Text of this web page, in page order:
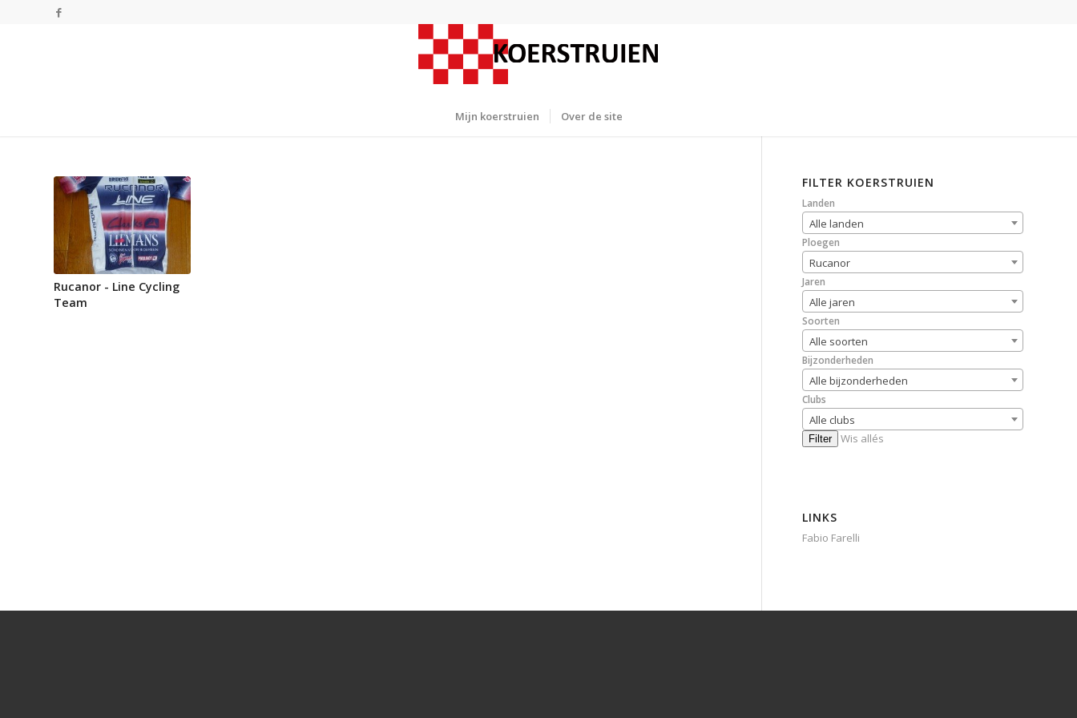
Mijn koerstruien Over de site
Rucanor - Line Cycling
Team
FILTER KOERSTRUIEN
Landen
Alle landen
Ploegen
Rucanor
Jaren
Alle jaren
Soorten
Alle soorten
Bijzonderheden
Alle bijzonderheden
Clubs
Alle clubs
Filter Wis allés
LINKS
Fabio Farelli